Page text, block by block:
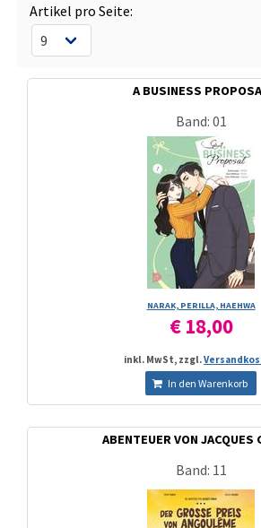
Artikel pro Seite:
A BUSINESS
Band: 01
NARAK, PERILLA, HAEHWA
€ 18,00
inkl. MwSt, zzgl.
In den Warenkorb
ABENTEUER VON JACQUES
Band: 11